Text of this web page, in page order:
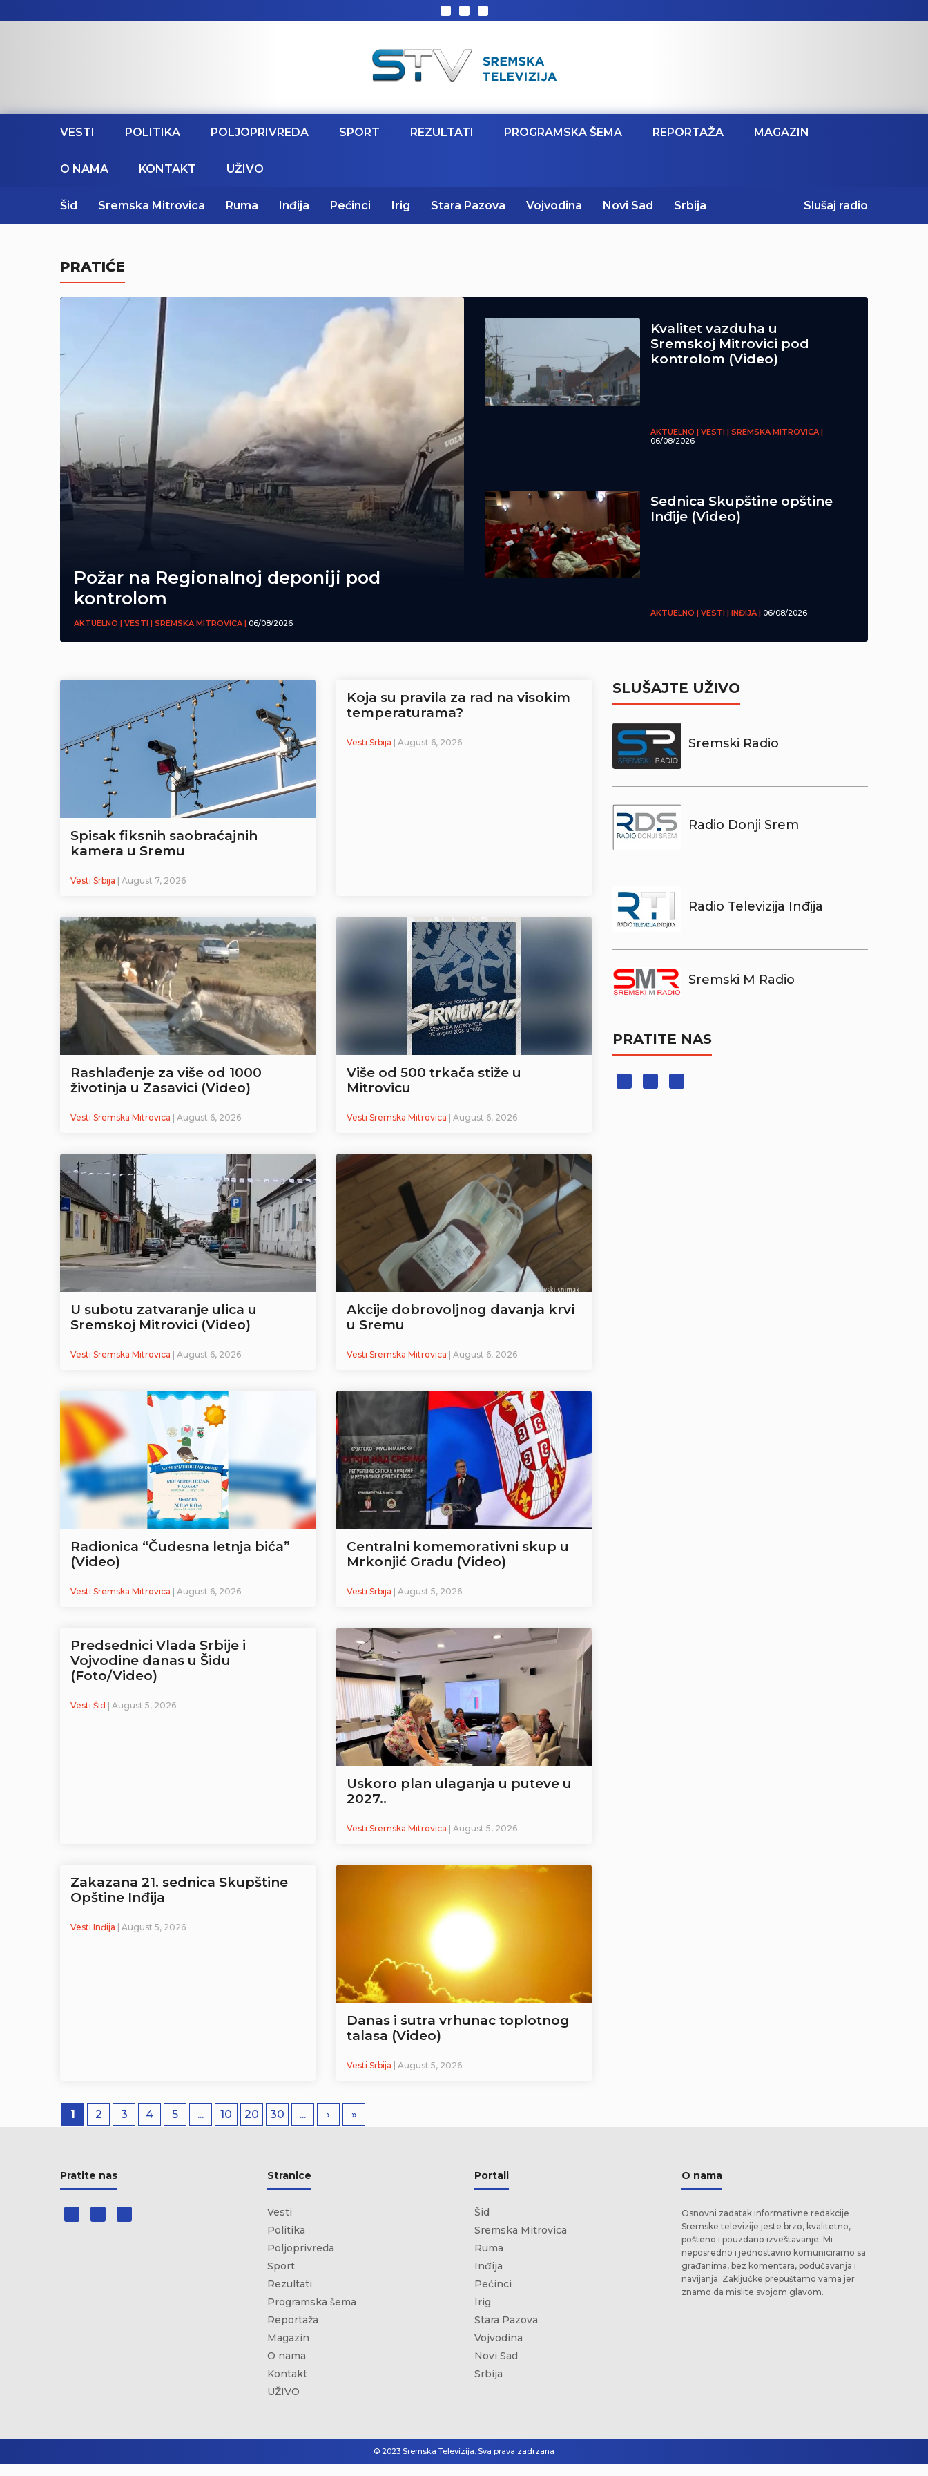
VESTI POLITIKA POLJOPRIVREDA SPORT REZULTATI PROGRAMSKA ŠEMA REPORTAŽA MAGAZIN
O NAMA KONTAKT UŽIVO
Šid Sremska Mitrovica Ruma Inđija Pećinci Irig Stara Pazova Vojvodina Novi Sad Srbija Slušaj radio
PRATIĆE
Požar na Regionalnoj deponiji pod
kontrolom
AKTUELNO | VESTI | SREMSKA MITROVICA | 06/08/2026
Kvalitet vazduha u
Sremskoj Mitrovici pod
kontrolom (Video)
AKTUELNO | VESTI | SREMSKA MITROVICA |
06/08/2026
Sednica Skupštine opštine
Inđije (Video)
AKTUELNO | VESTI | INĐIJA | 06/08/2026
Spisak fiksnih saobraćajnih
kamera u Sremu
Vesti Srbija | August 7, 2026
Koja su pravila za rad na visokim
temperaturama?
Vesti Srbija | August 6, 2026
Rashlađenje za više od 1000
životinja u Zasavici (Video)
Vesti Sremska Mitrovica | August 6, 2026
Više od 500 trkača stiže u
Mitrovicu
Vesti Sremska Mitrovica | August 6, 2026
U subotu zatvaranje ulica u
Sremskoj Mitrovici (Video)
Vesti Sremska Mitrovica | August 6, 2026
Akcije dobrovoljnog davanja krvi
u Sremu
Vesti Sremska Mitrovica | August 6, 2026
Radionica “Čudesna letnja bića”
(Video)
Vesti Sremska Mitrovica | August 6, 2026
Centralni komemorativni skup u
Mrkonjić Gradu (Video)
Vesti Srbija | August 5, 2026
Predsednici Vlada Srbije i
Vojvodine danas u Šidu
(Foto/Video)
Vesti Šid | August 5, 2026
Uskoro plan ulaganja u puteve u
2027..
Vesti Sremska Mitrovica | August 5, 2026
Zakazana 21. sednica Skupštine
Opštine Inđija
Vesti Inđija | August 5, 2026
Danas i sutra vrhunac toplotnog
talasa (Video)
Vesti Srbija | August 5, 2026
1 2 3 4 5 ... 10 20 30 ... › »
SLUŠAJTE UŽIVO
Sremski Radio
Radio Donji Srem
Radio Televizija Inđija
Sremski M Radio
PRATITE NAS
Pratite nas Stranice
Vesti
Politika
Poljoprivreda
Sport
Rezultati
Programska šema
Reportaža
Magazin
O nama
Kontakt
UŽIVO
Portali
Šid
Sremska Mitrovica
Ruma
Inđija
Pećinci
Irig
Stara Pazova
Vojvodina
Novi Sad
Srbija
O nama
Osnovni zadatak informativne redakcije
Sremske televizije jeste brzo, kvalitetno,
pošteno i pouzdano izveštavanje. Mi
neposredno i jednostavno komuniciramo sa
građanima, bez komentara, podučavanja i
navijanja. Zaključke prepuštamo vama jer
znamo da mislite svojom glavom.
© 2023 Sremska Televizija. Sva prava zadrzana